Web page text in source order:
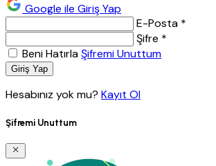
Google ile Giriş Yap
E-Posta *
Şifre *
Beni HatırlaŞifremi Unuttum
Giriş Yap
Hesabınız yok mu? Kayıt Ol
Şifremi Unuttum